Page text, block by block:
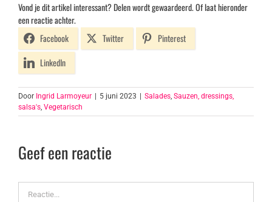
Vond je dit artikel interessant? Delen wordt gewaardeerd. Of laat hieronder
een reactie achter.
Facebook
Twitter
Pinterest
LinkedIn
Door Ingrid Larmoyeur 5 juni 2023 Salades, Sauzen, dressings,
salsa's, Vegetarisch
Geef een reactie